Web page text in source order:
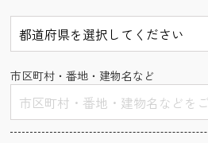
市区町村・番地・建物名など